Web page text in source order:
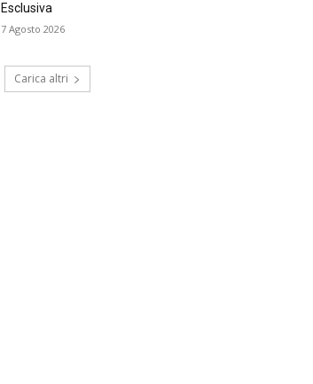
Esclusiva
7 Agosto 2026
Carica altri